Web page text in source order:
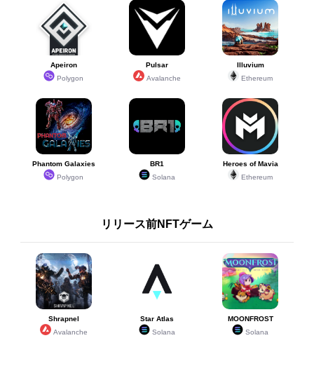
Apeiron
Polygon
Pulsar
Avalanche
Illuvium
Ethereum
Phantom Galaxies
Polygon
BR1
Solana
Heroes of Mavia
Ethereum
リリース前NFTゲーム
Shrapnel
Avalanche
Star Atlas
Solana
MOONFROST
Solana